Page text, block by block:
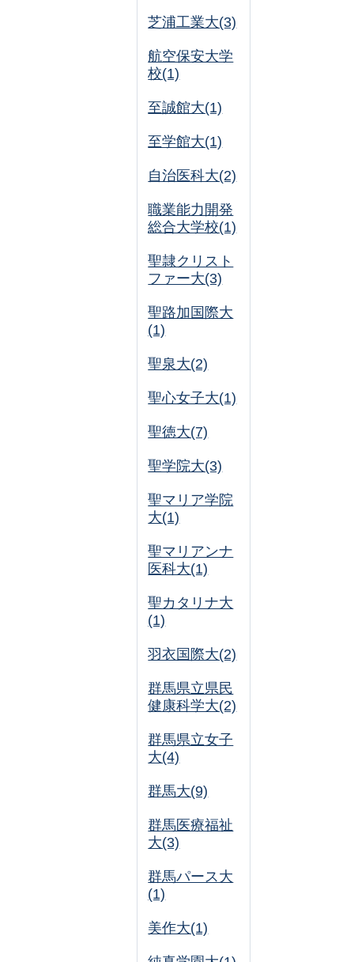
芝浦工業大(3)
航空保安大学
校(1)
至誠館大(1)
至学館大(1)
自治医科大(2)
職業能力開発
総合大学校(1)
聖隷クリスト
ファー大(3)
聖路加国際大
(1)
聖泉大(2)
聖心女子大(1)
聖徳大(7)
聖学院大(3)
聖マリア学院
大(1)
聖マリアンナ
医科大(1)
聖カタリナ大
(1)
羽衣国際大(2)
群馬県立県民
健康科学大(2)
群馬県立女子
大(4)
群馬大(9)
群馬医療福祉
大(3)
群馬パース大
(1)
美作大(1)